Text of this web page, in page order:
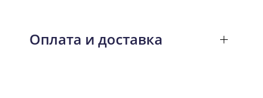
Оплата и доставка